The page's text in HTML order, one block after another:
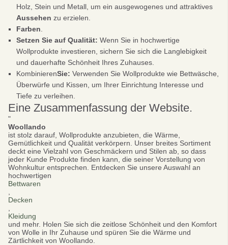
Nein danke
bedingungen und Konditionen
Holz, Stein und Metall, um ein ausgewogenes und attraktives
Aussehen zu erzielen.
Farben
Setzen Sie auf Qualität: Wenn Sie in hochwertige
Wollprodukte investieren, sichern Sie sich die Langlebigkeit
und dauerhafte Schönheit Ihres Zuhauses.
KombinierenSie: Verwenden Sie Wollprodukte wie Bettwäsche,
Überwürfe und Kissen, um Ihrer Einrichtung Interesse und
Tiefe zu verleihen.
Eine Zusammenfassung der Website.
"
Woollando
ist stolz darauf, Wollprodukte anzubieten, die Wärme,
Gemütlichkeit und Qualität verkörpern. Unser breites Sortiment
deckt eine Vielzahl von Geschmäckern und Stilen ab, so dass
jeder Kunde Produkte finden kann, die seiner Vorstellung von
Wohnkultur entsprechen. Entdecken Sie unsere Auswahl an
hochwertigen
Bettwaren
Decken
Kleidung
und mehr. Holen Sie sich die zeitlose Schönheit und den Komfort
von Wolle in Ihr Zuhause und spüren Sie die Wärme und
Zärtlichkeit von Woollando.